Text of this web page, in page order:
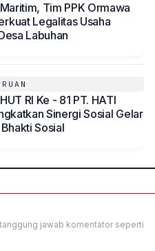
Tim PPK Ormawa
Legalitas Usaha
Labuhan
RI Ke - 81 PT. HATI
Sinergi Sosial Gelar
Sosial
jawab komentator seperti